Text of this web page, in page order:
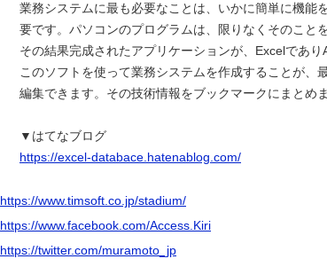
業務システムに最も必要なことは、いかに簡単に機能
要です。パソコンのプログラムは、限りなくそのこと
その結果完成されたアプリケーションが、Excelであり
このソフトを使って業務システムを作成することが、
編集できます。その技術情報をブックマークにまとめま
▼はてなブログ
https://excel-databace.hatenablog.com/
https://www.timsoft.co.jp/stadium/
https://www.facebook.com/Access.Kiri
https://twitter.com/muramoto_jp